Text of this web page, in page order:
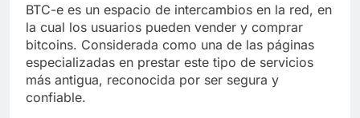
BTC-e es un espacio de intercambios en la red, en
la cual los usuarios pueden vender y comprar
bitcoins. Considerada como una de las páginas
especializadas en prestar este tipo de servicios
más antigua, reconocida por ser segura y
confiable.